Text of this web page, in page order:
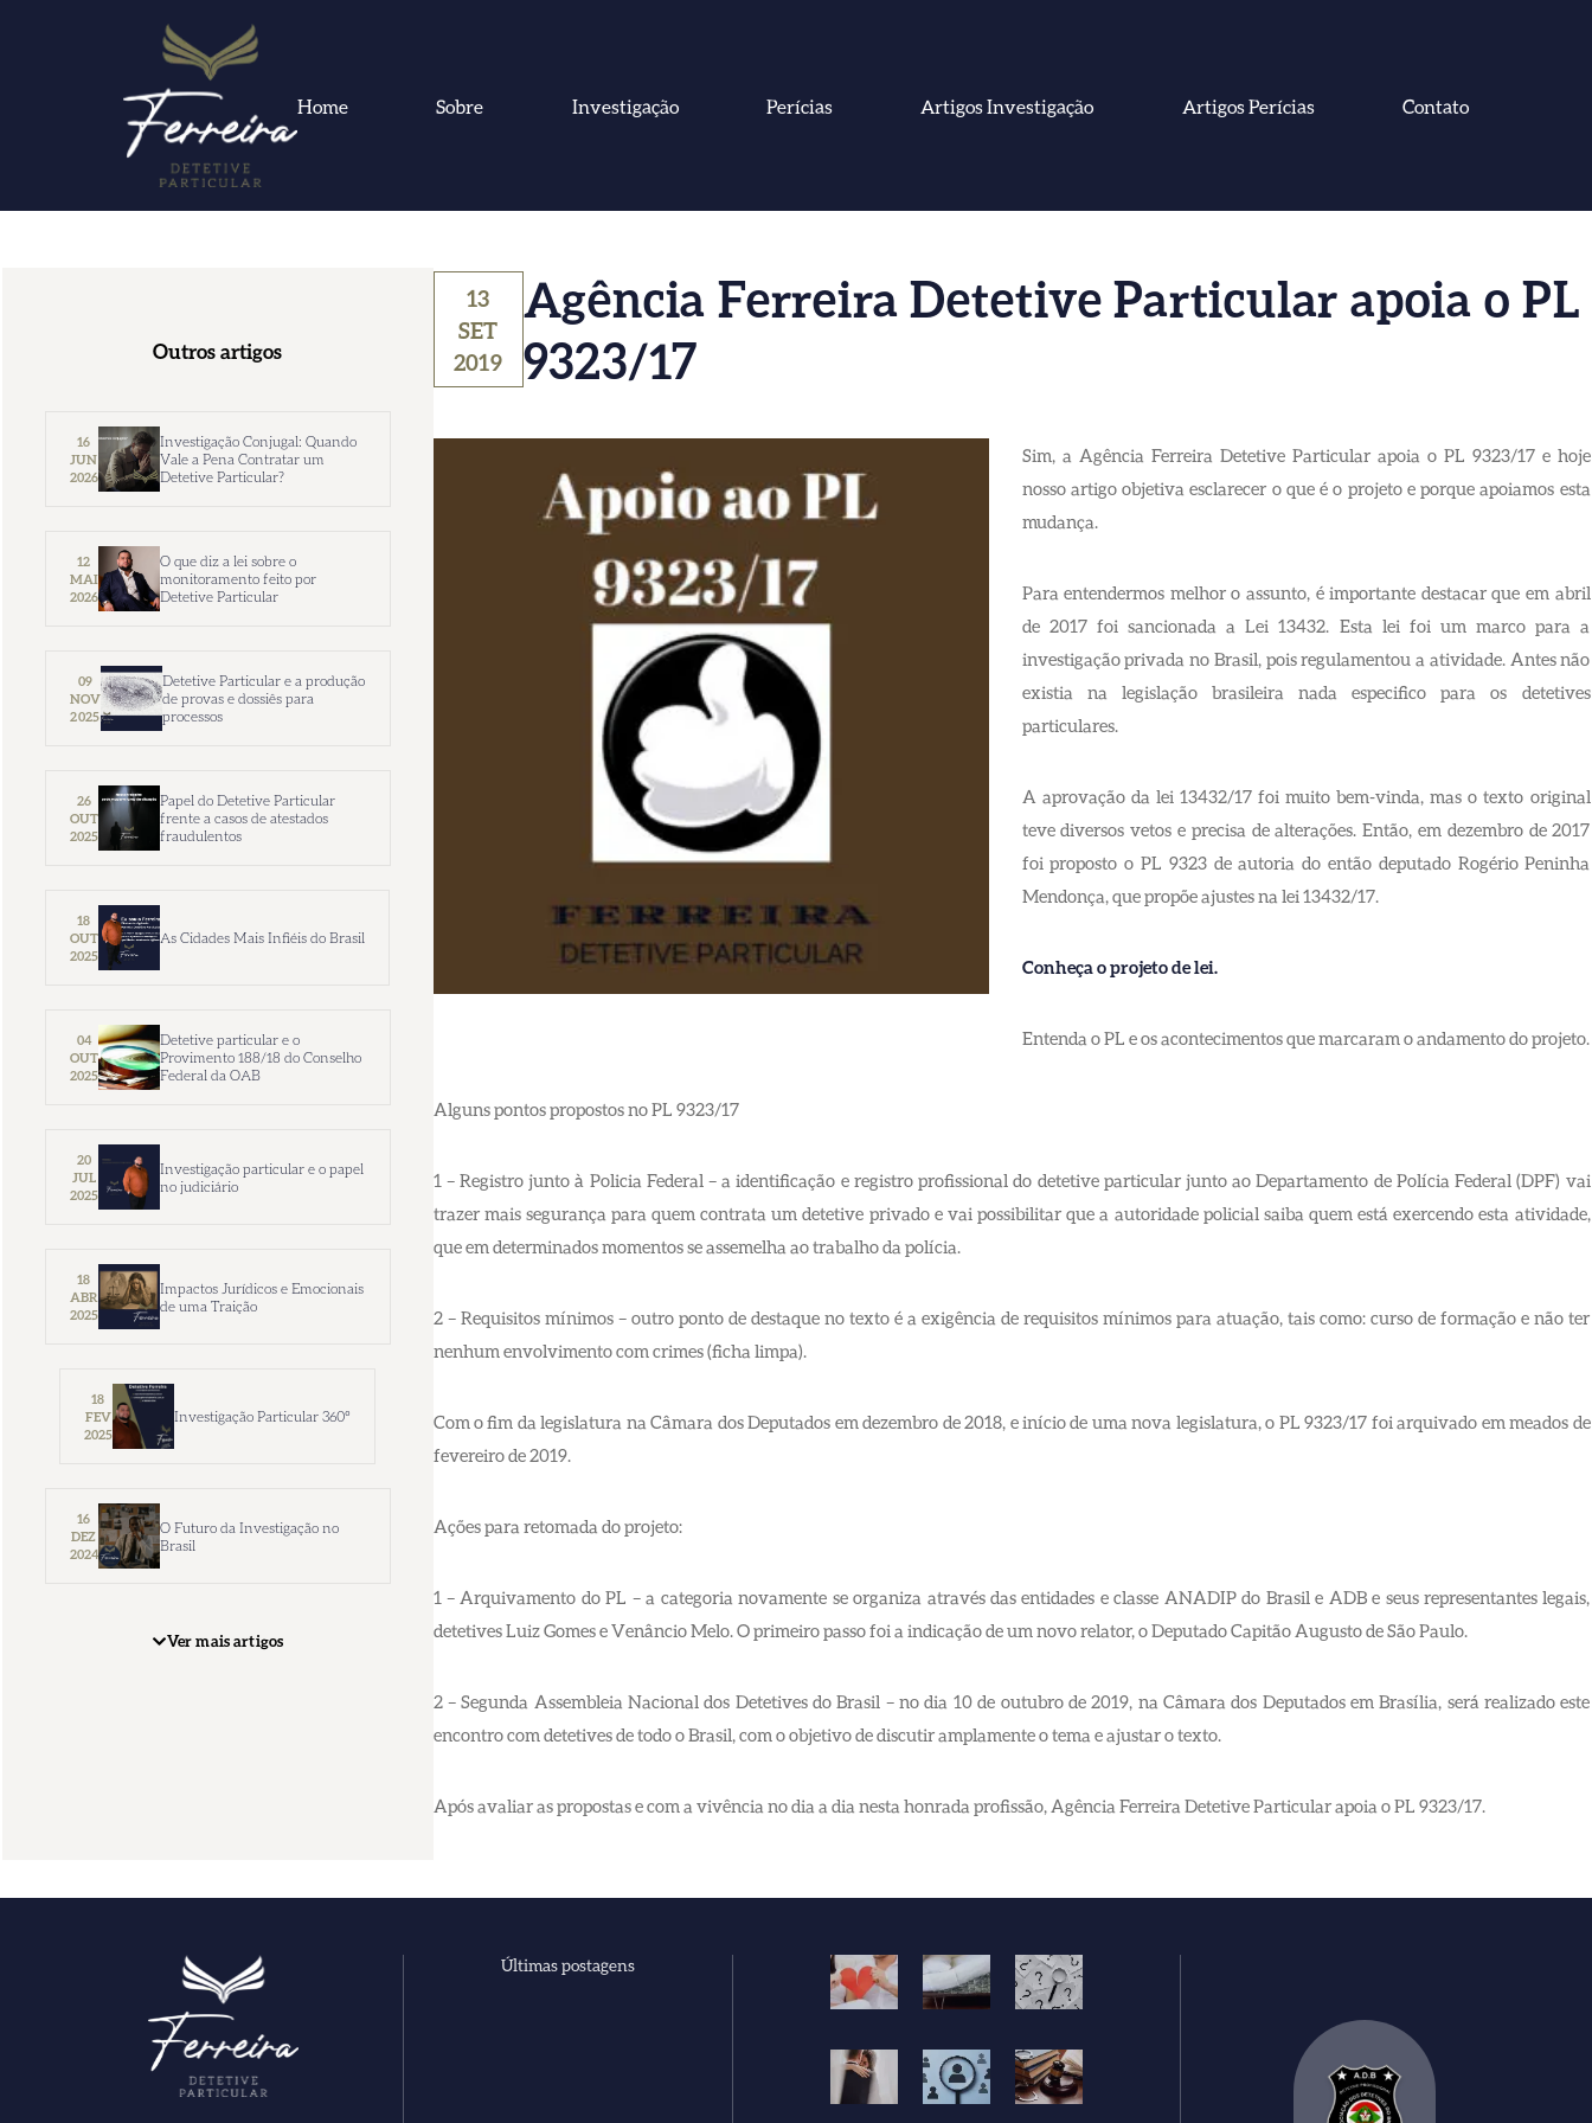
Home Sobre Investigação Perícias Artigos Investigação Artigos Perícias Contato
Outros artigos
16
JUN
2026
Investigação Conjugal: Quando
Vale a Pena Contratar um
Detetive Particular?
12
MAI
2026
O que diz a lei sobre o
monitoramento feito por
Detetive Particular
09
NOV
2025
Detetive Particular e a produção
de provas e dossiês para
processos
26
OUT
2025
Papel do Detetive Particular
frente a casos de atestados
fraudulentos
18
OUT
2025
As Cidades Mais Infiéis do Brasil
04
OUT
2025
Detetive particular e o
Provimento 188/18 do Conselho
Federal da OAB
20
JUL
2025
Investigação particular e o papel
no judiciário
18
ABR
2025
Impactos Jurídicos e Emocionais
de uma Traição
18
FEV
2025
Investigação Particular 360º
16
DEZ
2024
O Futuro da Investigação no
Brasil
Ver mais artigos
13
SET
2019
Agência Ferreira Detetive Particular apoia o PL
9323/17
Sim, a Agência Ferreira Detetive Particular apoia o PL 9323/17 e hoje
nosso artigo objetiva esclarecer o que é o projeto e porque apoiamos esta
mudança.
Para entendermos melhor o assunto, é importante destacar que em abril
de 2017 foi sancionada a Lei 13432. Esta lei foi um marco para a
investigação privada no Brasil, pois regulamentou a atividade. Antes não
existia na legislação brasileira nada especifico para os detetives
particulares.
A aprovação da lei 13432/17 foi muito bem-vinda, mas o texto original
teve diversos vetos e precisa de alterações. Então, em dezembro de 2017
foi proposto o PL 9323 de autoria do então deputado Rogério Peninha
Mendonça, que propõe ajustes na lei 13432/17.
Conheça o projeto de lei.
Entenda o PL e os acontecimentos que marcaram o andamento do projeto.
Alguns pontos propostos no PL 9323/17
1 – Registro junto à Policia Federal – a identificação e registro profissional do detetive particular junto ao Departamento de Polícia Federal (DPF) vai
trazer mais segurança para quem contrata um detetive privado e vai possibilitar que a autoridade policial saiba quem está exercendo esta atividade,
que em determinados momentos se assemelha ao trabalho da polícia.
2 – Requisitos mínimos – outro ponto de destaque no texto é a exigência de requisitos mínimos para atuação, tais como: curso de formação e não ter
nenhum envolvimento com crimes (ficha limpa).
Com o fim da legislatura na Câmara dos Deputados em dezembro de 2018, e início de uma nova legislatura, o PL 9323/17 foi arquivado em meados de
fevereiro de 2019.
Ações para retomada do projeto:
1 – Arquivamento do PL – a categoria novamente se organiza através das entidades e classe ANADIP do Brasil e ADB e seus representantes legais,
detetives Luiz Gomes e Venâncio Melo. O primeiro passo foi a indicação de um novo relator, o Deputado Capitão Augusto de São Paulo.
2 – Segunda Assembleia Nacional dos Detetives do Brasil – no dia 10 de outubro de 2019, na Câmara dos Deputados em Brasília, será realizado este
encontro com detetives de todo o Brasil, com o objetivo de discutir amplamente o tema e ajustar o texto.
Após avaliar as propostas e com a vivência no dia a dia nesta honrada profissão, Agência Ferreira Detetive Particular apoia o PL 9323/17.
Últimas postagens